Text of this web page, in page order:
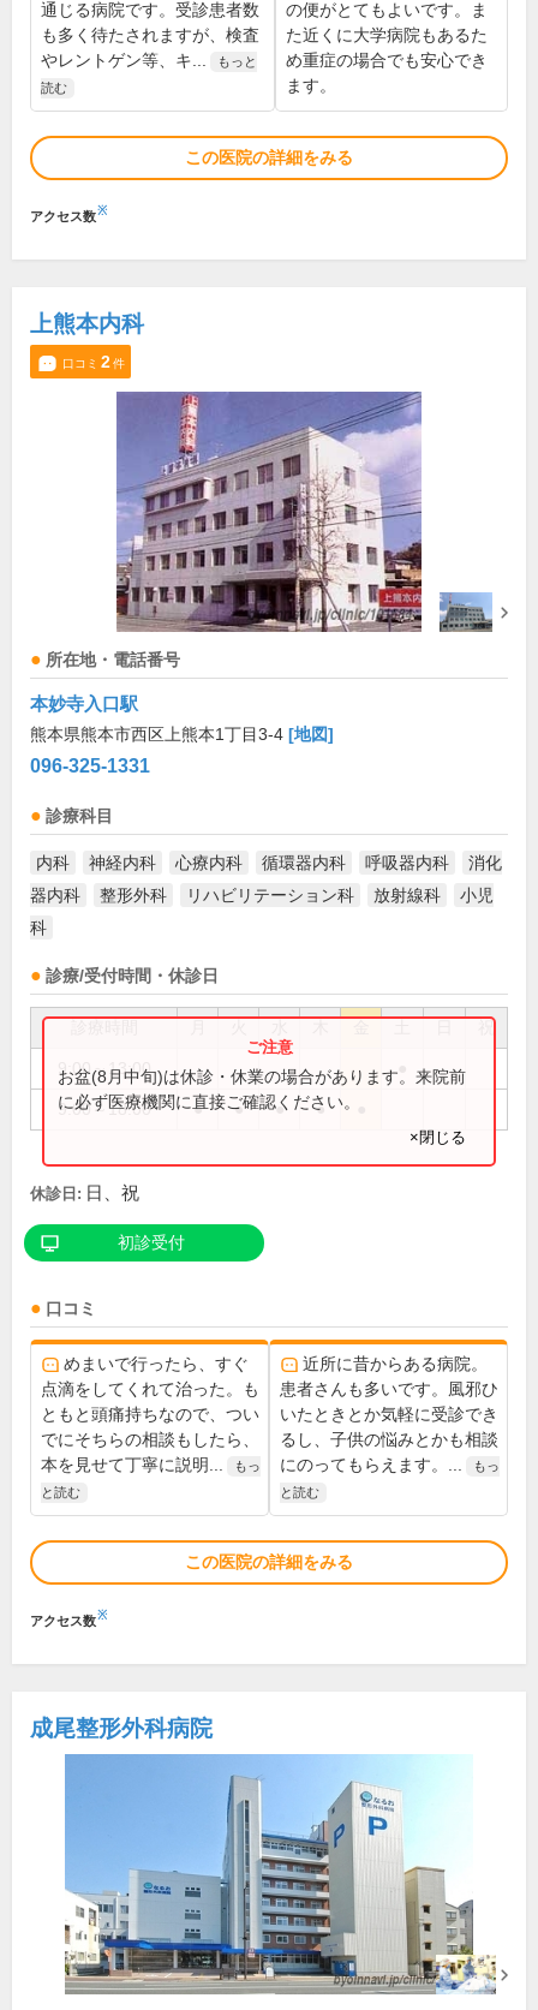
通じる病院です。受診患者数
も多く待たされますが、検査
やレントゲン等、キ...
もっと
読む
の便がとてもよいです。ま
た近くに大学病院もあるた
め重症の場合でも安心でき
ます。
この医院の詳細をみる
アクセス数※
上熊本内科
口コミ 2件
所在地・電話番号
本妙寺入口駅
熊本県熊本市西区上熊本1丁目3-4 [地図]
096-325-1331
診療科目
内科 神経内科 心療内科 循環器内科 呼吸器内科
消化
器内科
整形外科 リハビリテーション科 放射線科
小児
科
診療/受付時間・休診日
祝
9:00～13:00
9:00～18:00 ● ● ● ●
お盆(8月中旬)は休診・休業の場合があります。来院前
に必ず医療機関に直接ご確認ください。
×閉じる
休診日: 日、祝
初診受付
口コミ
めまいで行ったら、すぐ
点滴をしてくれて治った。も
ともと頭痛持ちなので、つい
でにそちらの相談もしたら、
本を見せて丁寧に説明...
もっ
と読む
近所に昔からある病院。
患者さんも多いです。風邪ひ
いたときとか気軽に受診でき
るし、子供の悩みとかも相談
にのってもらえます。...
もっ
と読む
この医院の詳細をみる
アクセス数※
成尾整形外科病院